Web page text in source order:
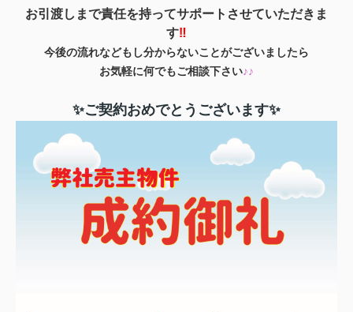
お引渡しまで責任を持ってサポートさせていただきま
す‼
今後の流れなどもし分からないことがございましたら
お気軽に何でもご相談下さい♪♪
✨ご契約おめでとうございます✨